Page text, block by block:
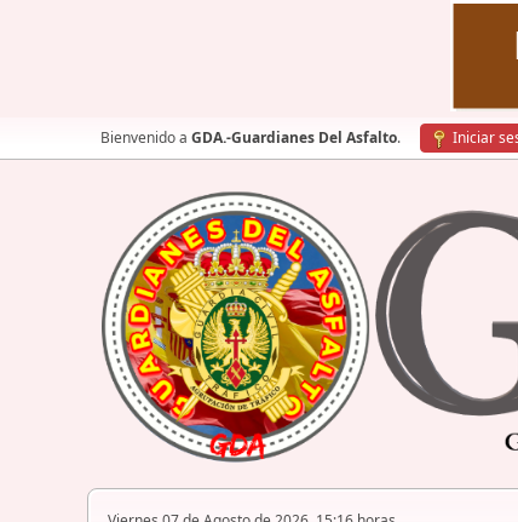
Bienvenido a GDA.-Guardianes Del Asfalto. Iniciar